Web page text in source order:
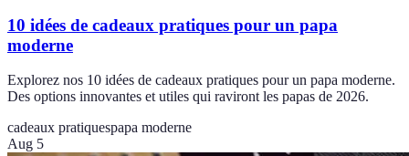
10 idées de cadeaux pratiques pour un papa
moderne
Explorez nos 10 idées de cadeaux pratiques pour un papa moderne.
Des options innovantes et utiles qui raviront les papas de 2026.
cadeaux pratiquespapa moderne
Aug 5